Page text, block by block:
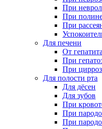
При
При
При
Для печени
От гепатита
При
При
Для полости рта
Для дёсен
Для зубов
При
При
При